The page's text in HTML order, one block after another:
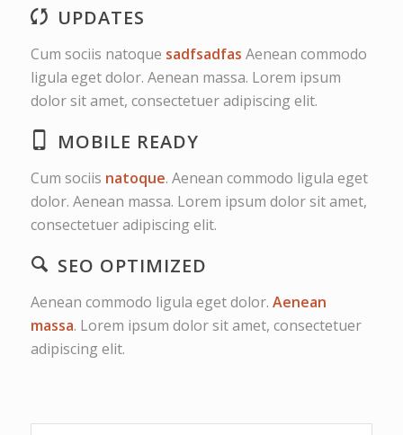
UPDATES
Cum sociis natoque sadfsadfas Aenean commodo
ligula eget dolor. Aenean massa. Lorem ipsum
dolor sit amet, consectetuer adipiscing elit.
MOBILE READY
Cum sociis natoque. Aenean commodo ligula eget
dolor. Aenean massa. Lorem ipsum dolor sit amet,
consectetuer adipiscing elit.
SEO OPTIMIZED
Aenean commodo ligula eget dolor. Aenean
massa. Lorem ipsum dolor sit amet, consectetuer
adipiscing elit.